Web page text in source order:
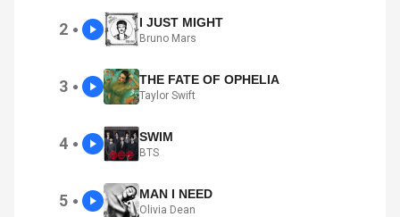
2 ● I JUST MIGHT
Bruno Mars
3 ● THE FATE OF OPHELIA
Taylor Swift
4 ● SWIM
BTS
5 ● MAN I NEED
Olivia Dean